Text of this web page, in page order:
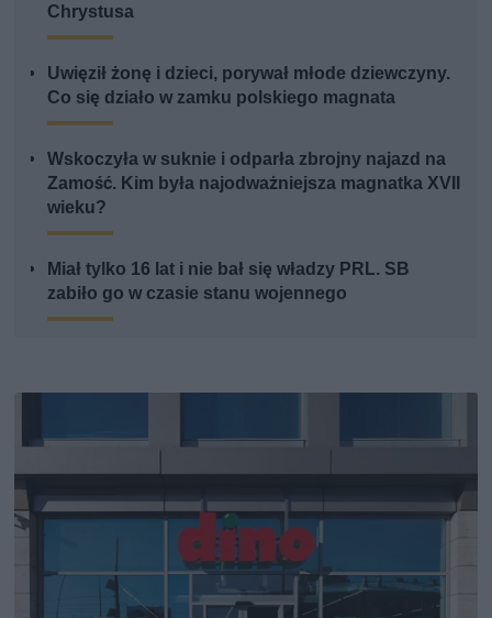
Chrystusa
Uwięził żonę i dzieci, porywał młode dziewczyny.
Co się działo w zamku polskiego magnata
Wskoczyła w suknie i odparła zbrojny najazd na
Zamość. Kim była najodważniejsza magnatka XVII
wieku?
Miał tylko 16 lat i nie bał się władzy PRL. SB
zabiło go w czasie stanu wojennego